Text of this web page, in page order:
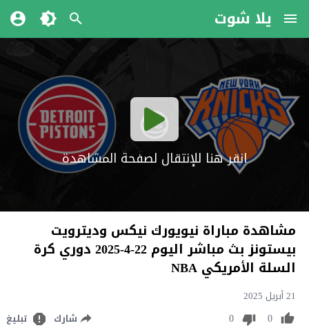
يلا شوت
انقر هنا للإنتقال لصفحة المشاهدة
مشاهدة مباراة نيويورك نيكس وديترويت
بيستونز بث مباشر اليوم 22-4-2025 دوري كرة
السلة الأمريكي NBA
21 أبريل 2025
0
0 شارك تبليغ